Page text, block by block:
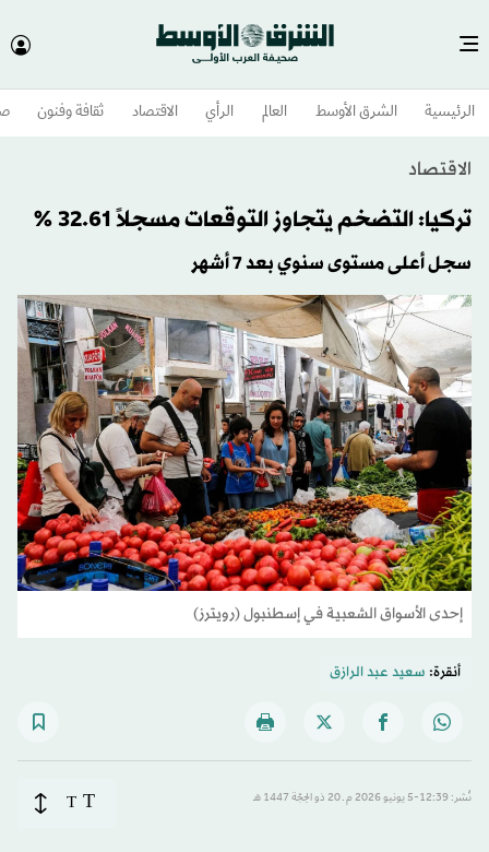
الرئيسية الشرق الأوسط​ العالم الرأي الاقتصاد ثقافة وفنون
الاقتصاد
تركيا: التضخم يتجاوز التوقعات مسجلاً 32.61 %
سجل أعلى مستوى سنوي بعد 7 أشهر
إحدى الأسواق الشعبية في إسطنبول (رويترز)
أنقرة: سعيد عبد الرازق
نُشر: 12:39-5 يونيو 2026 م ـ 20 ذو الحِجّة 1447 هـ T
T